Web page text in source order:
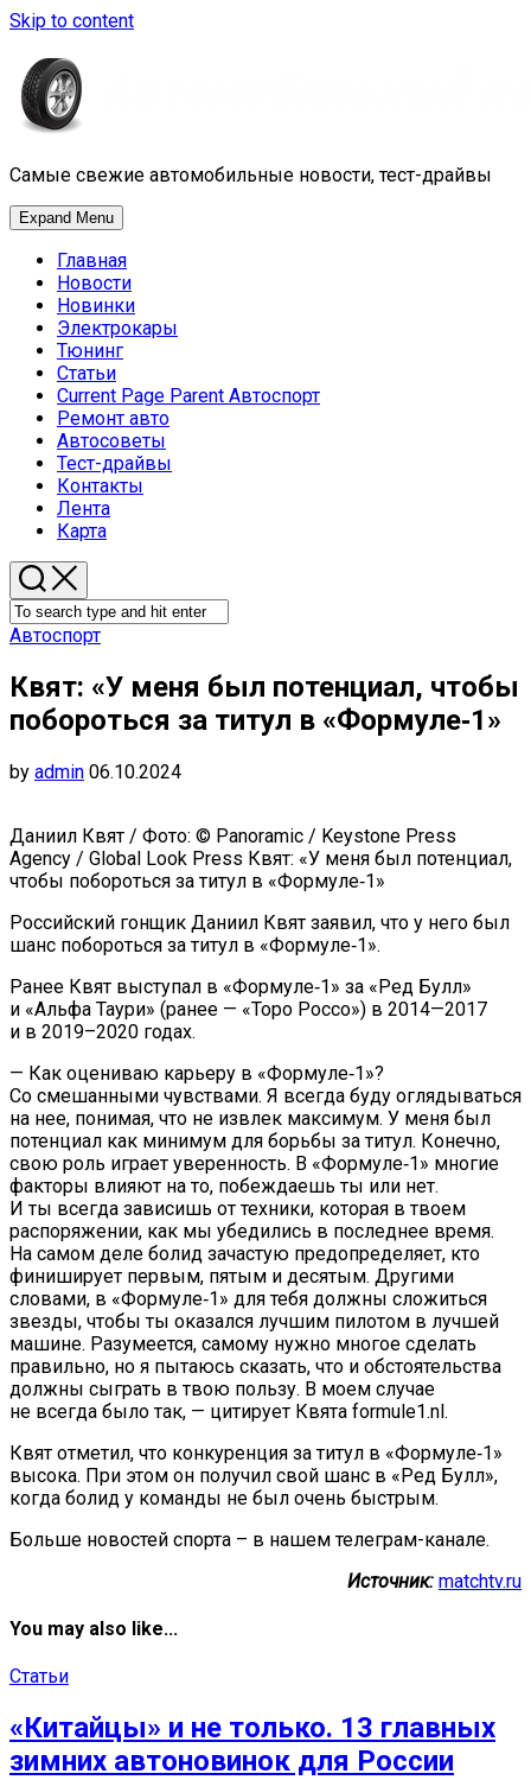
Skip to content
Самые свежие автомобильные новости, тест-драйвы
Expand Menu
Главная
Новости
Новинки
Электрокары
Тюнинг
Статьи
Current Page Parent Автоспорт
Ремонт авто
Автосоветы
Тест-драйвы
Контакты
Лента
Карта
Автоспорт
Квят: «У меня был потенциал, чтобы
побороться за титул в «Формуле‑1»
by admin 06.10.2024
Даниил Квят / Фото: © Panoramic / Keystone Press
Agency / Global Look Press Квят: «У меня был потенциал,
чтобы побороться за титул в «Формуле‑1»
Российский гонщик Даниил Квят заявил, что у него был
шанс побороться за титул в «Формуле‑1».
Ранее Квят выступал в «Формуле‑1» за «Ред Булл»
и «Альфа Таури» (ранее — «Торо Россо») в 2014—2017
и в 2019–2020 годах.
— Как оцениваю карьеру в «Формуле‑1»?
Со смешанными чувствами. Я всегда буду оглядываться
на нее, понимая, что не извлек максимум. У меня был
потенциал как минимум для борьбы за титул. Конечно,
свою роль играет уверенность. В «Формуле‑1» многие
факторы влияют на то, побеждаешь ты или нет.
И ты всегда зависишь от техники, которая в твоем
распоряжении, как мы убедились в последнее время.
На самом деле болид зачастую предопределяет, кто
финиширует первым, пятым и десятым. Другими
словами, в «Формуле‑1» для тебя должны сложиться
звезды, чтобы ты оказался лучшим пилотом в лучшей
машине. Разумеется, самому нужно многое сделать
правильно, но я пытаюсь сказать, что и обстоятельства
должны сыграть в твою пользу. В моем случае
не всегда было так, — цитирует Квята formule1.nl.
Квят отметил, что конкуренция за титул в «Формуле‑1»
высока. При этом он получил свой шанс в «Ред Булл»,
когда болид у команды не был очень быстрым.
Больше новостей спорта – в нашем телеграм-канале.
Источник: matchtv.ru
You may also like...
Статьи
«Китайцы» и не только. 13 главных
зимних автоновинок для России